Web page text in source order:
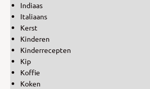
Indiaas
Italiaans
Kerst
Kinderen
Kinderrecepten
Kip
Koffie
Koken